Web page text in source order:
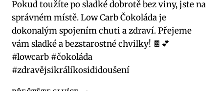
Pokud toužíte po sladké dobrotě bez viny, jste na
správném místě. Low Carb Čokoláda je
dokonalým spojením chuti a zdraví. Přejeme
vám sladké a bezstarostné chvilky! 🍫💕
#lowcarb #čokoláda
#zdravějsikrálíkosididoušení